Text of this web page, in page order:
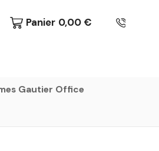
Panier 0,00 €
Gautier Office